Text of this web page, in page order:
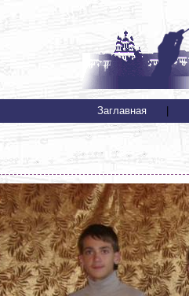
Заглавная